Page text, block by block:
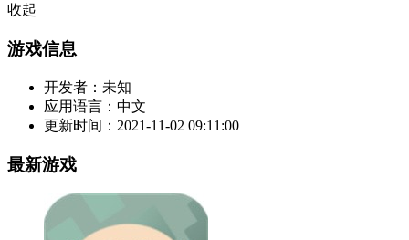
收起
游戏信息
开发者： 未知
应用语言： 中文
更新时间： 2021-11-02 09:11:00
最新游戏